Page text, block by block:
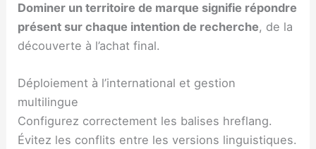
Dominer un territoire de marque signifie répondre
présent sur chaque intention de recherche, de la
découverte à l’achat final.
Déploiement à l’international et gestion
multilingue
Configurez correctement les balises hreflang.
Évitez les conflits entre les versions linguistiques.